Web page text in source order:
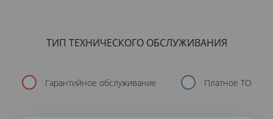
ТИП ТЕХНИЧЕСКОГО ОБСЛУЖИВАНИЯ
Гарантийное обслуживание Платное ТО